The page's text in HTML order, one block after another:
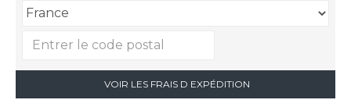
VOIR LES FRAIS D EXPÉDITION